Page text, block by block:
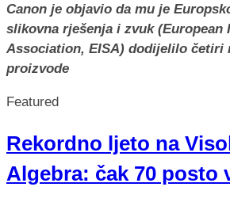
Canon je objavio da mu je
slikovna rješenja i zvuk (European
Association, EISA) dodijelilo četiri
proizvode
Featured
Rekordno ljeto na
Algebra: čak 70 posto